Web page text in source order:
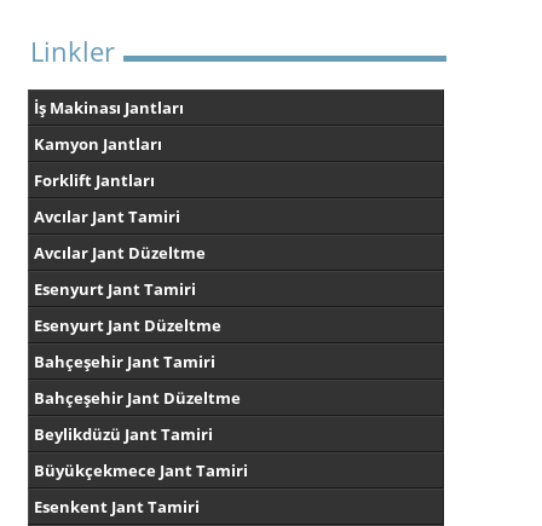
Linkler
İş Makinası Jantları
Kamyon Jantları
Forklift Jantları
Avcılar Jant Tamiri
Avcılar Jant Düzeltme
Esenyurt Jant Tamiri
Esenyurt Jant Düzeltme
Bahçeşehir Jant Tamiri
Bahçeşehir Jant Düzeltme
Beylikdüzü Jant Tamiri
Büyükçekmece Jant Tamiri
Esenkent Jant Tamiri